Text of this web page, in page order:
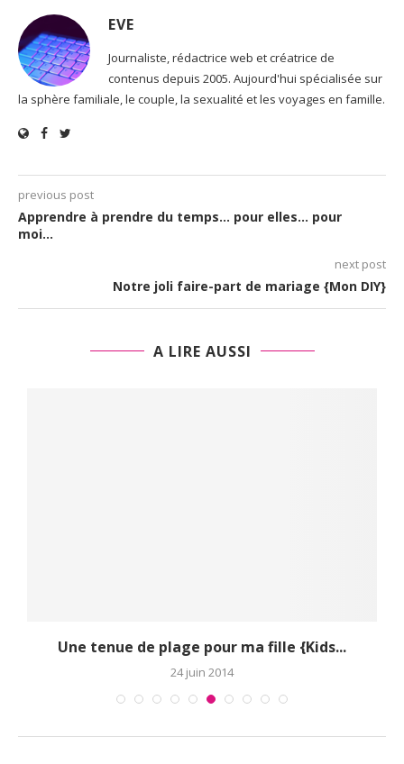
EVE
Journaliste, rédactrice web et créatrice de
contenus depuis 2005. Aujourd'hui spécialisée sur
la sphère familiale, le couple, la sexualité et les voyages en famille.
previous post
Apprendre à prendre du temps… pour elles… pour
moi…
next post
Notre joli faire-part de mariage {Mon DIY}
A LIRE AUSSI
Une tenue de plage pour ma fille {Kids...
24 juin 2014